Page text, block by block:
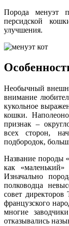
Порода менуэт
персидской
улучшения.
Необычный
внимание
кукольное
кошки.
признак –
всех сторон,
подбородок,
Название породы
как
Изначально
полководца
совет
французского
многие
отказывались